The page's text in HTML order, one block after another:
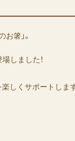
箸」。
しました！
しくサポートします